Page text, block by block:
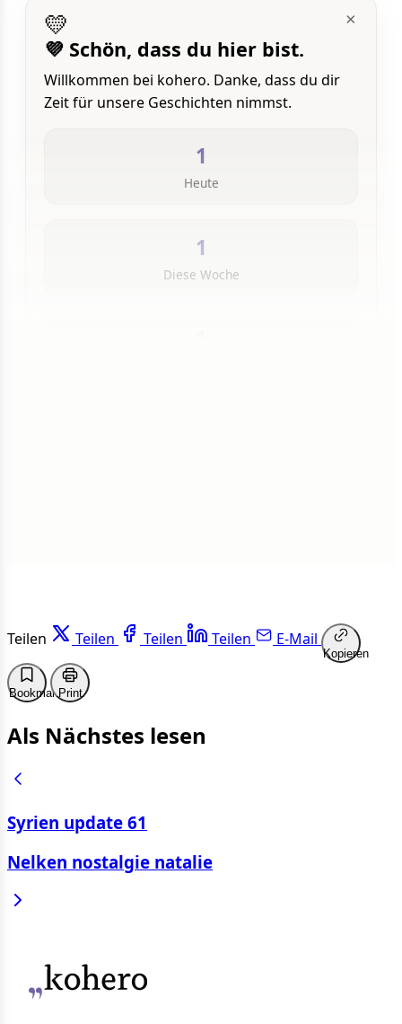
×
💛
💜 Schön, dass du hier bist.
Willkommen bei kohero. Danke, dass du dir
Zeit für unsere Geschichten nimmst.
1
Heute
1
Diese Woche
Teilen Teilen Teilen Teilen E-Mail
Kopieren
BookmarkPrint
Als Nächstes lesen
Syrien update 61
Nelken nostalgie natalie